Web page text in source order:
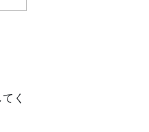
く